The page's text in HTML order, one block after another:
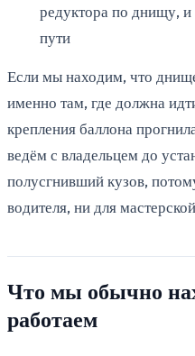
редуктора по днищу,
пути
Если мы находим, что
именно там, где должна
крепления баллона
ведём с владельцем до
полусгнивший кузов,
водителя, ни для
Что мы обычно
работаем